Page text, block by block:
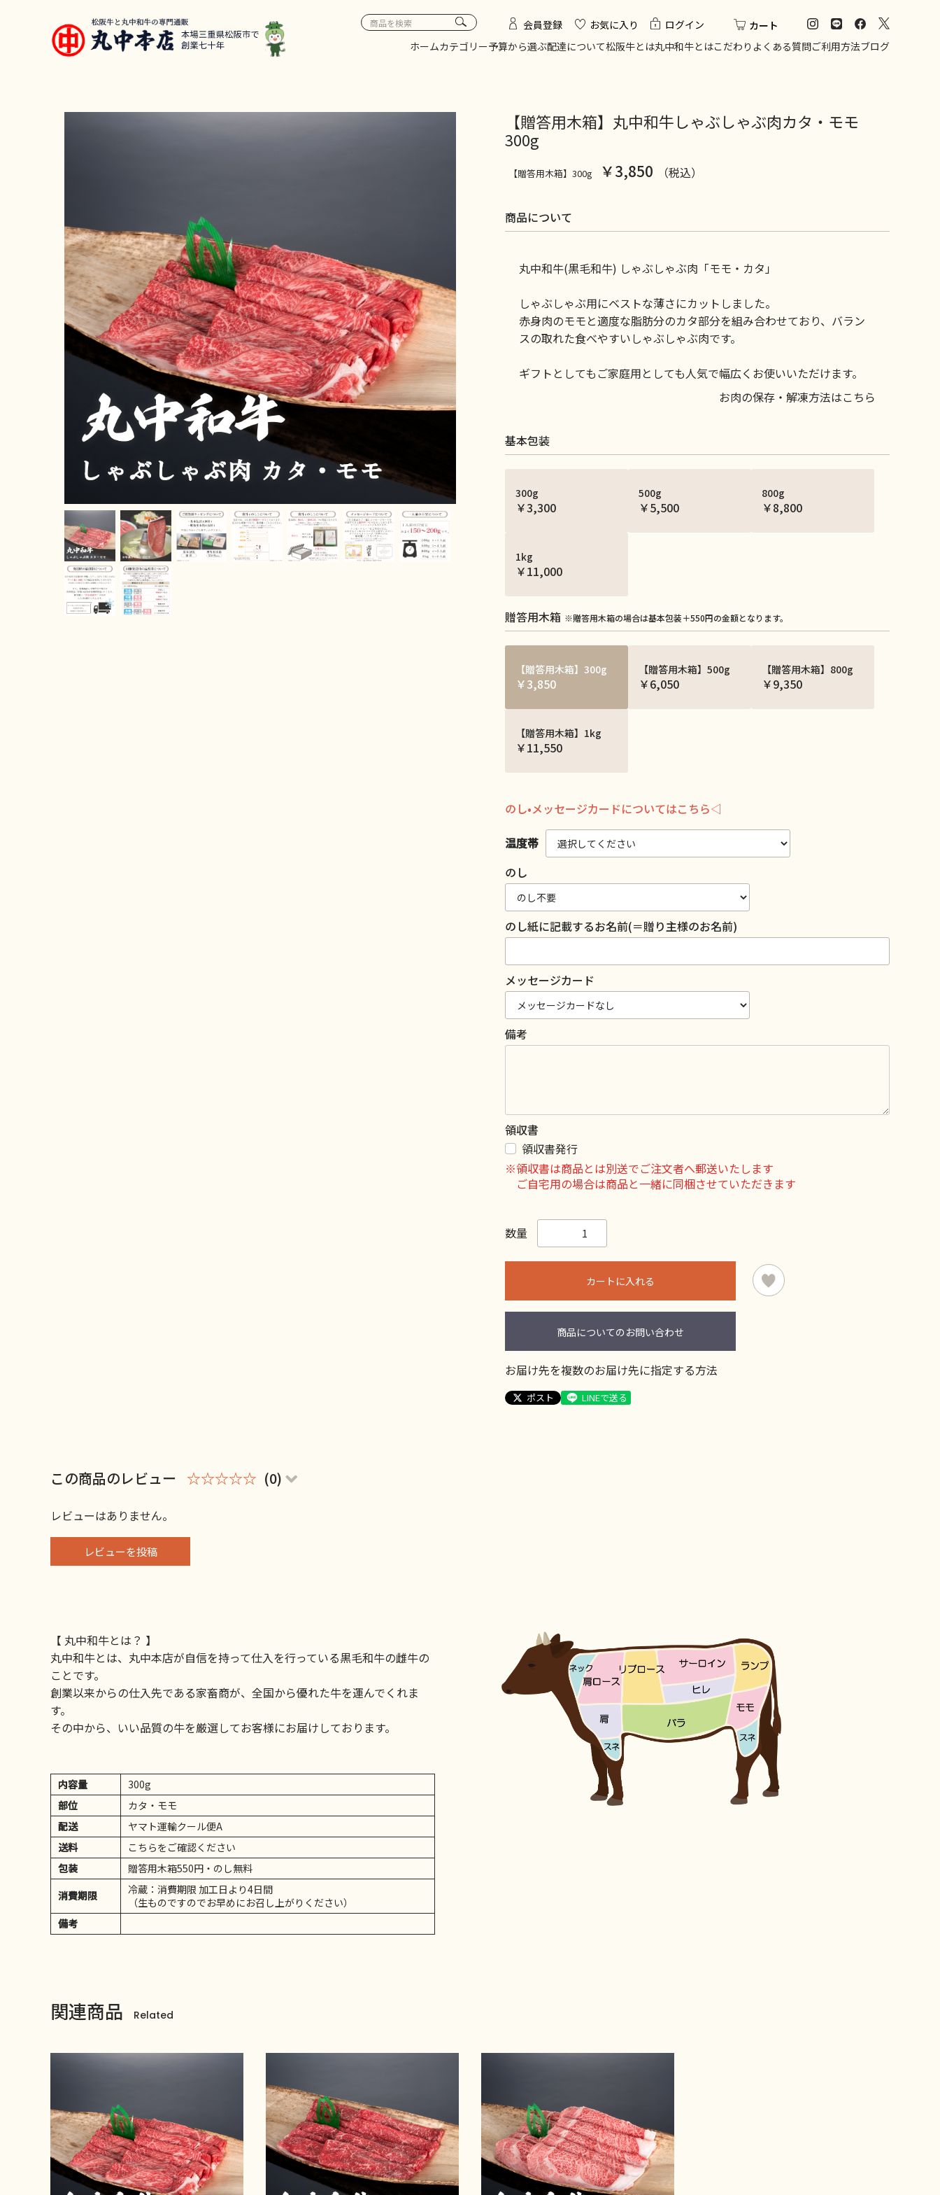
会員登録 お気に入り ログイン
カート
ホームカテゴリー予算から選ぶ配達について松阪牛とは丸中和牛とはこだわり よくある質問ご利用方法ブログ
【贈答用木箱】丸中和牛しゃぶしゃぶ肉カタ・モモ
300g
【贈答用木箱】300g ￥3,850 （税込）
商品について
丸中和牛(黒毛和牛) しゃぶしゃぶ肉「モモ・カタ」
しゃぶしゃぶ用にベストな薄さにカットしました。
赤身肉のモモと適度な脂肪分のカタ部分を組み合わせており、バラン
スの取れた食べやすいしゃぶしゃぶ肉です。
ギフトとしてもご家庭用としても人気で幅広くお使いいただけます。
お肉の保存・解凍方法はこちら
基本包装
300g
￥3,300
500g
￥5,500
800g
￥8,800
1kg
￥11,000
贈答用木箱 ※贈答用木箱の場合は基本包装＋550円の金額となります。
【贈答用木箱】300g
￥3,850
【贈答用木箱】500g
￥6,050
【贈答用木箱】800g
￥9,350
【贈答用木箱】1kg
￥11,550
のし•メッセージカードについてはこちら◁
温度帯
のし
のし紙に記載するお名前(＝贈り主様のお名前)
メッセージカード
備考
領収書
領収書発行
※領収書は商品とは別送でご注文者へ郵送いたします
ご自宅用の場合は商品と一緒に同梱させていただきます
数量
カートに入れる
商品についてのお問い合わせ
お届け先を複数のお届け先に指定する方法
ポスト LINEで送る
この商品のレビュー ☆☆☆☆☆ (0)
レビューはありません。
レビューを投稿
【 丸中和牛とは？ 】
丸中和牛とは、丸中本店が自信を持って仕入を行っている黒毛和牛の雌牛の
ことです。
創業以来からの仕入先である家畜商が、全国から優れた牛を運んでくれま
す。
その中から、いい品質の牛を厳選してお客様にお届けしております。
内容量
300g
部位
カタ・モモ
配送
ヤマト運輸クール便A
送料
こちらをご確認ください
包装
贈答用木箱550円・のし無料
消費期限
冷蔵：消費期限 加工日より4日間
（生ものですのでお早めにお召し上がりください）
備考
関連商品 Related